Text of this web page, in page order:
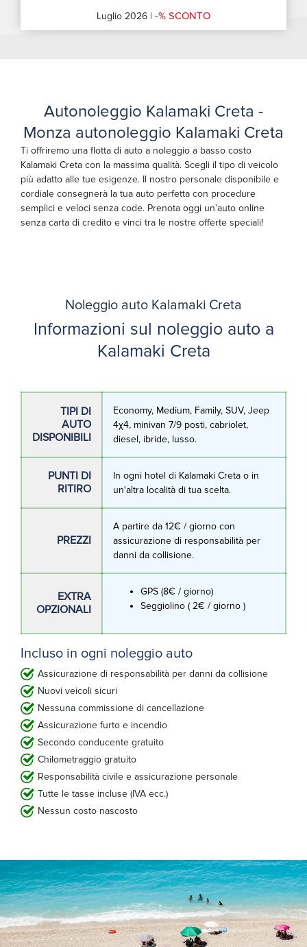
Luglio 2026 | -% SCONTO
Autonoleggio Kalamaki Creta -
Monza autonoleggio Kalamaki Creta
Ti offriremo una flotta di auto a noleggio a basso costo
Kalamaki Creta con la massima qualità. Scegli il tipo di veicolo
più adatto alle tue esigenze. Il nostro personale disponibile e
cordiale consegnerà la tua auto perfetta con procedure
semplici e veloci senza code. Prenota oggi un’auto online
senza carta di credito e vinci tra le nostre offerte speciali!
Noleggio auto Kalamaki Creta
Informazioni sul noleggio auto a
Kalamaki Creta
TIPI DI
AUTO
DISPONIBILI
Economy, Medium, Family, SUV, Jeep
4χ4, minivan 7/9 posti, cabriolet,
diesel, ibride, lusso.
PUNTI DI
RITIRO
In ogni hotel di Kalamaki Creta o in
un'altra località di tua scelta.
PREZZI
A partire da 12€ / giorno con
assicurazione di responsabilità per
danni da collisione.
EXTRA
OPZIONALI
GPS (8€ / giorno)
Seggiolino ( 2€ / giorno )
Incluso in ogni noleggio auto
Assicurazione di responsabilità per danni da collisione
Nuovi veicoli sicuri
Nessuna commissione di cancellazione
Assicurazione furto e incendio
Secondo conducente gratuito
Chilometraggio gratuito
Responsabilità civile e assicurazione personale
Tutte le tasse incluse (IVA ecc.)
Nessun costo nascosto